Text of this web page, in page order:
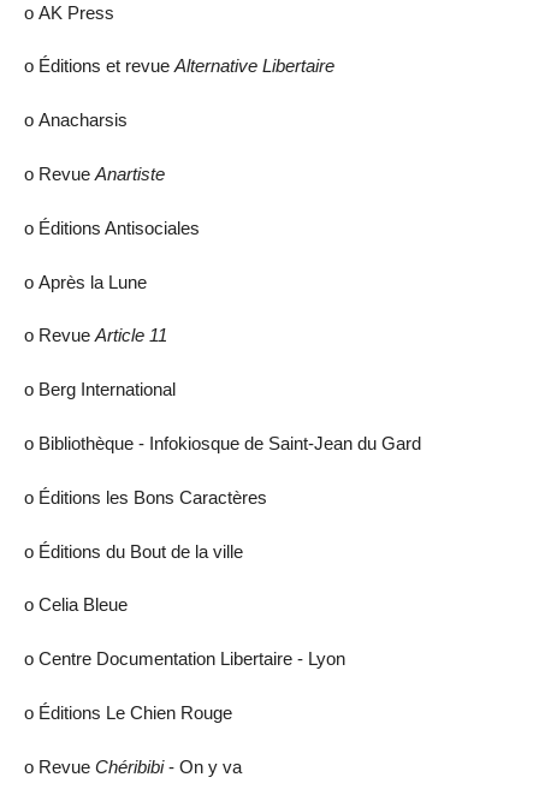
ο AK Press
ο Éditions et revue Alternative Libertaire
ο Anacharsis
ο Revue Anartiste
ο Éditions Antisociales
ο Après la Lune
ο Revue Article 11
ο Berg International
ο Bibliothèque - Infokiosque de Saint-Jean du Gard
ο Éditions les Bons Caractères
ο Éditions du Bout de la ville
ο Celia Bleue
ο Centre Documentation Libertaire - Lyon
ο Éditions Le Chien Rouge
ο Revue Chéribibi- On y va